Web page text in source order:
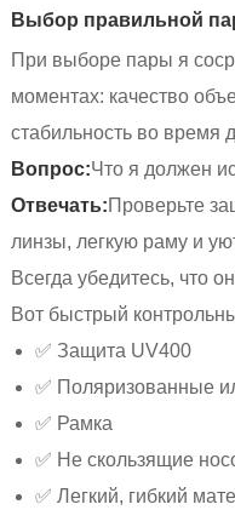
Выбор правильной
При выборе пары я
моментах: качество
стабильность во время
Вопрос:Что я должен
Отвечать:Проверьте
линзы, легкую раму и
Всегда убедитесь, что
Вот быстрый
✅ Защита UV400
✅ Поляризованные
✅ Рамка
✅ Не скользящие
✅ Легкий, гибкий